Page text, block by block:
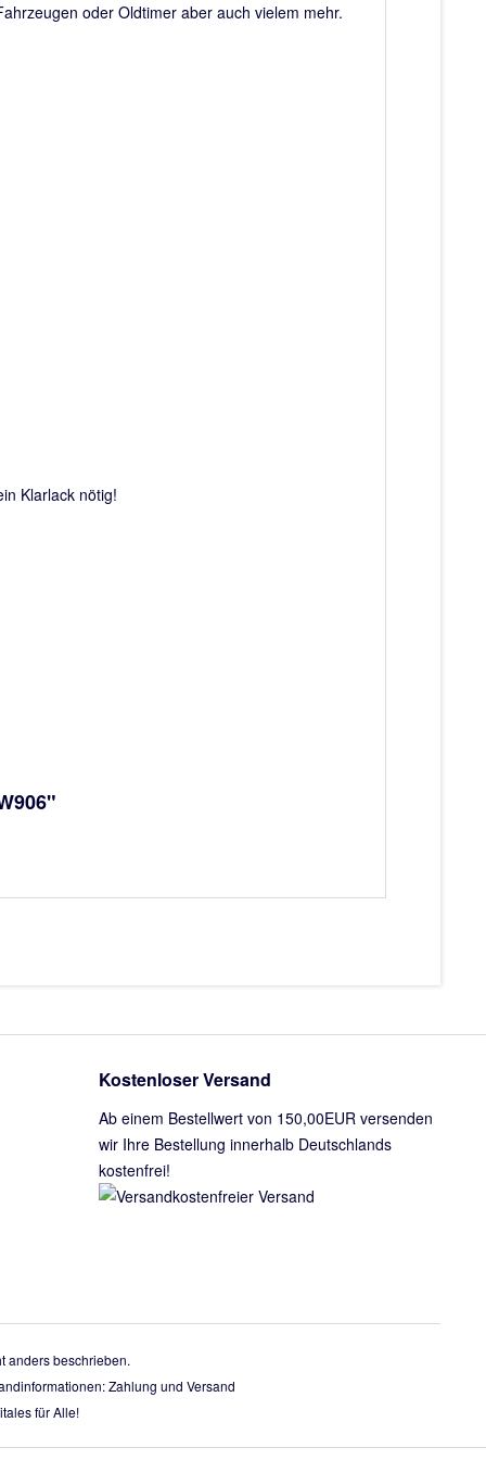
oder Oldtimer aber auch vielem mehr.
Klarlack nötig!
Kostenloser Versand
Ab einem Bestellwert von 150,00EUR versenden
wir Ihre Bestellung innerhalb Deutschlands
kostenfrei!
anders beschrieben.
Zahlung und Versand
für Alle!